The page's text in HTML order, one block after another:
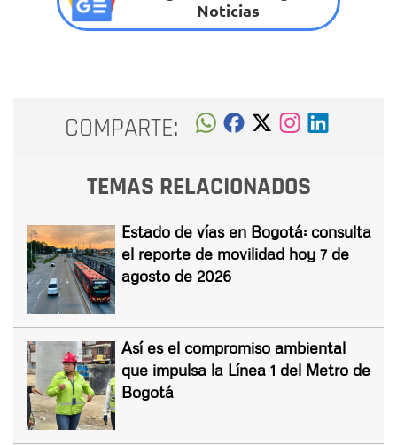
Noticias
COMPARTE:
TEMAS RELACIONADOS
Estado de vías en Bogotá: consulta
el reporte de movilidad hoy 7 de
agosto de 2026
Así es el compromiso ambiental
que impulsa la Línea 1 del Metro de
Bogotá